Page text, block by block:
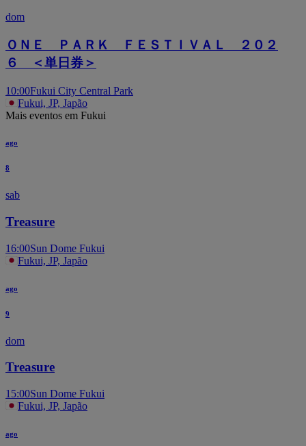
dom
ＯＮＥ ＰＡＲＫ ＦＥＳＴＩＶＡＬ ２０２
６ ＜単日券＞
10:00Fukui City Central Park
Fukui, JP, Japão
Mais eventos em Fukui
ago
8
sab
Treasure
16:00Sun Dome Fukui
Fukui, JP, Japão
ago
9
dom
Treasure
15:00Sun Dome Fukui
Fukui, JP, Japão
ago